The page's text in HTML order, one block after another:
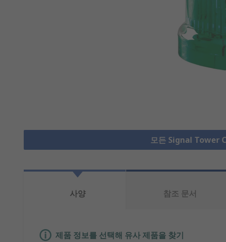
모든 Signal Tower
사양 참조 문서
제품 정보를 선택해 유사 제품을 찾기